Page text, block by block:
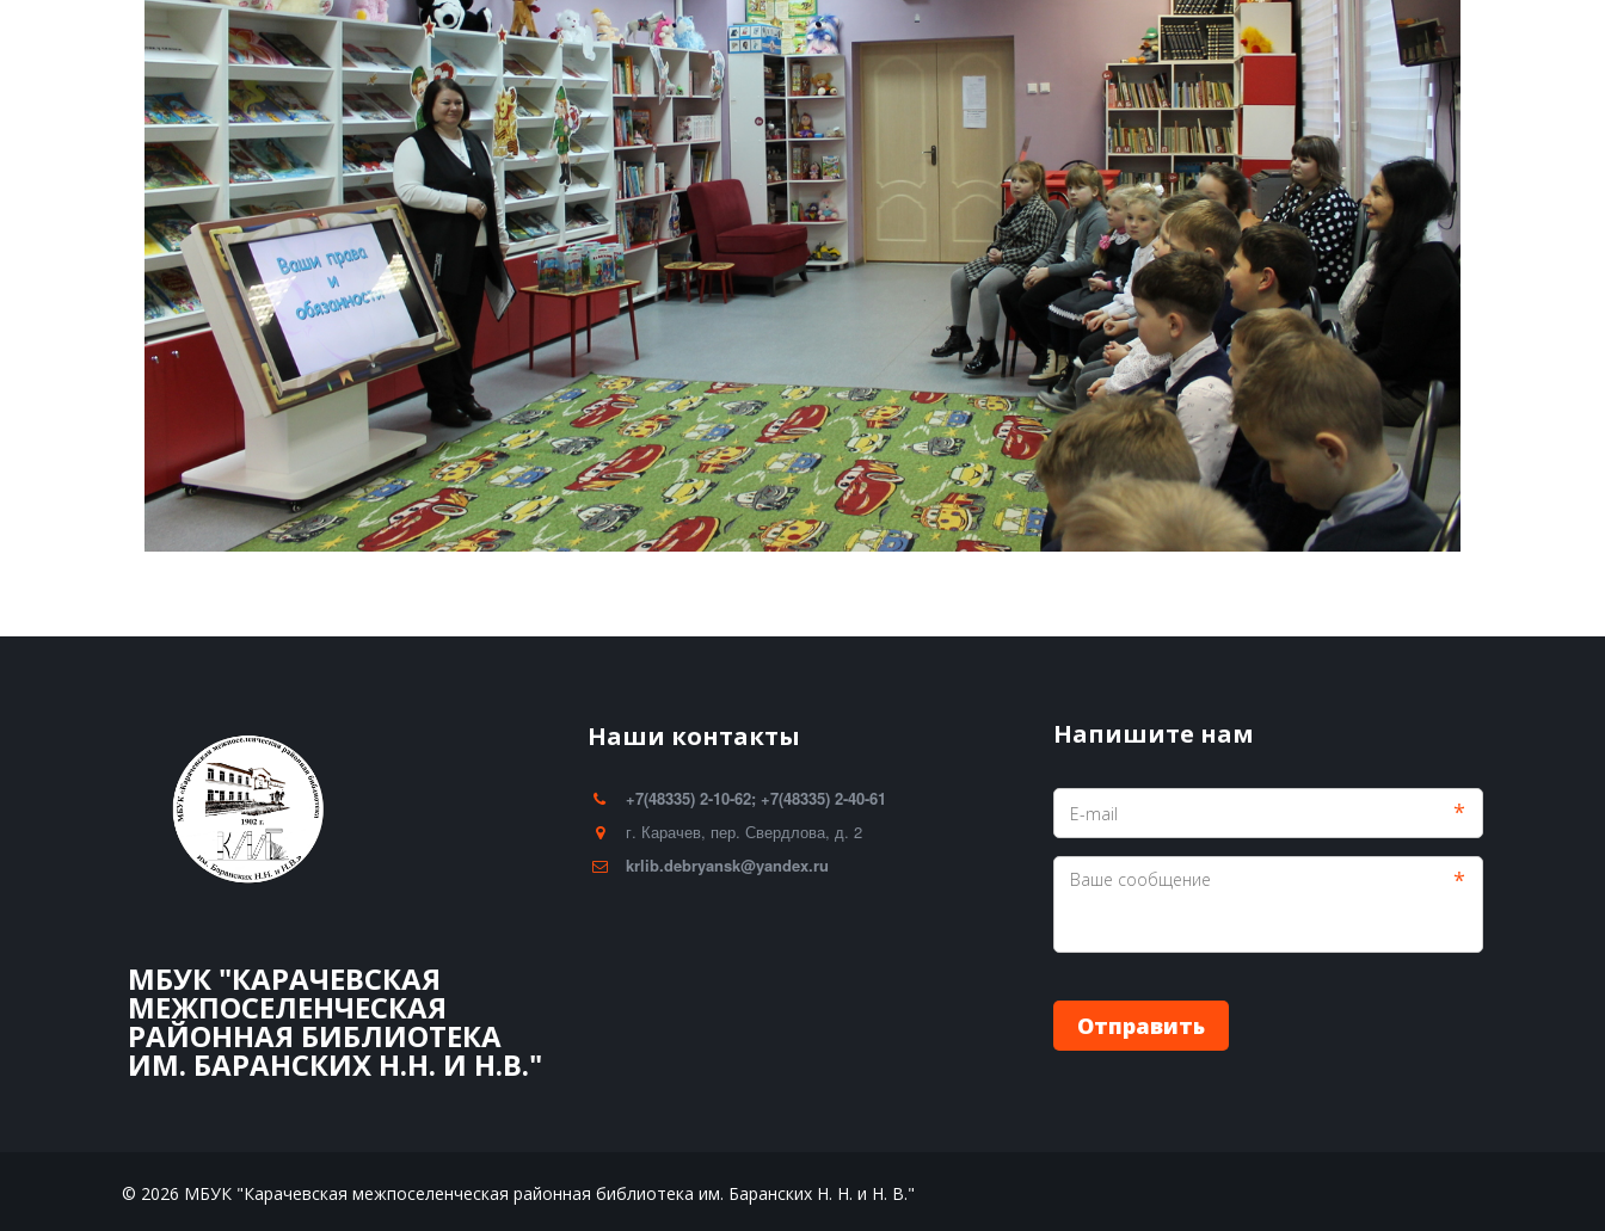
МБУК "КАРАЧЕВСКАЯ
МЕЖПОСЕЛЕНЧЕСКАЯ
РАЙОННАЯ БИБЛИОТЕКА
ИМ. БАРАНСКИХ Н.Н. И Н.В."
Наши контакты
+7(48335) 2-10-62; +7(48335) 2-40-61
г. Карачев, пер. Свердлова, д. 2
krlib.debryansk@yandex.ru
Напишите нам
*
*
Отправить
© 2026 МБУК "Карачевская межпоселенческая районная библиотека им. Баранских Н. Н. и Н. В."